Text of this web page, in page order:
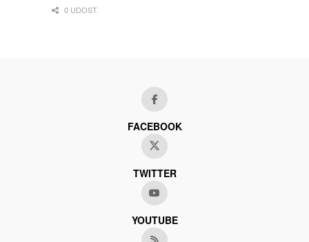
0 UDOST.
FACEBOOK
TWITTER
YOUTUBE